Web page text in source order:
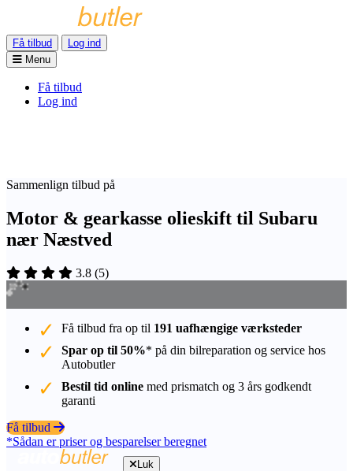
Få tilbud
Log ind
Menu
Få tilbud
Log ind
Sammenlign tilbud på
Motor & gearkasse olieskift til Subaru
nær Næstved
3.8 (5)
Få tilbud fra op til 191 uafhængige værksteder
Spar op til 50%* på din bilreparation og service hos
Autobutler
Bestil tid online med prismatch og 3 års godkendt
garanti
Få tilbud
*Sådan er priser og besparelser beregnet
Luk